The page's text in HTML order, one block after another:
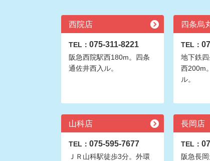
西院店
TEL： 075-311-8221
阪急西院駅西180m。四条
通佐井西入ル。
四条烏
TEL：
地下鉄
西200m
ル。
山科店
TEL： 075-595-7677
ＪＲ山科駅徒歩3分。外環
長岡店
TEL：
阪急長